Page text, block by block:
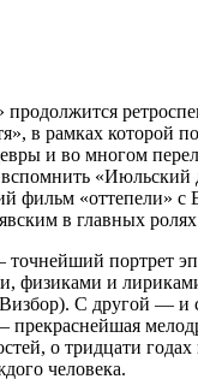
в рамках которой
и во многом
вспомнить
фильм «оттепели» с
в главных
портрет
физиками и
С другой — и
прекраснейшая
о тридцати
человека.